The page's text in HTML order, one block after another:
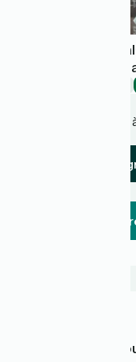
Le Comptoir
Tourisme Aunis
Une
Qui sommes-